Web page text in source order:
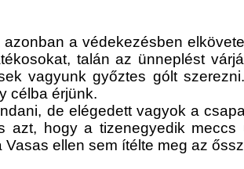
a védekezésben
talán az ünneplést
vagyunk győztes gólt
célba érjünk.
de elégedett vagyok a
azt, hogy a tizenegyedik
ellen sem ítélte meg az